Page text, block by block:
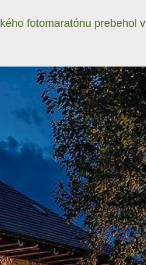
fotomaratónu prebehol v